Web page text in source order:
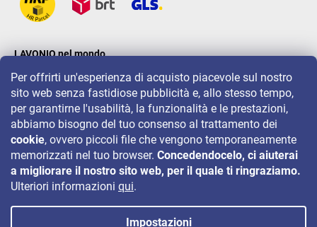
Per offrirti un'esperienza di acquisto piacevole sul nostro
sito web senza fastidiose pubblicità e, allo stesso tempo,
per garantirne l'usabilità, la funzionalità e le prestazioni,
abbiamo bisogno del tuo consenso al trattamento dei
cookie, ovvero piccoli file che vengono temporaneamente
memorizzati nel tuo browser. Concedendocelo, ci aiuterai
a migliorare il nostro sito web, per il quale ti ringraziamo.
Ulteriori informazioni qui.
Impostazioni
LAVONIO nel mondo
Per eventi, concorsi e sconti seguiteci su: